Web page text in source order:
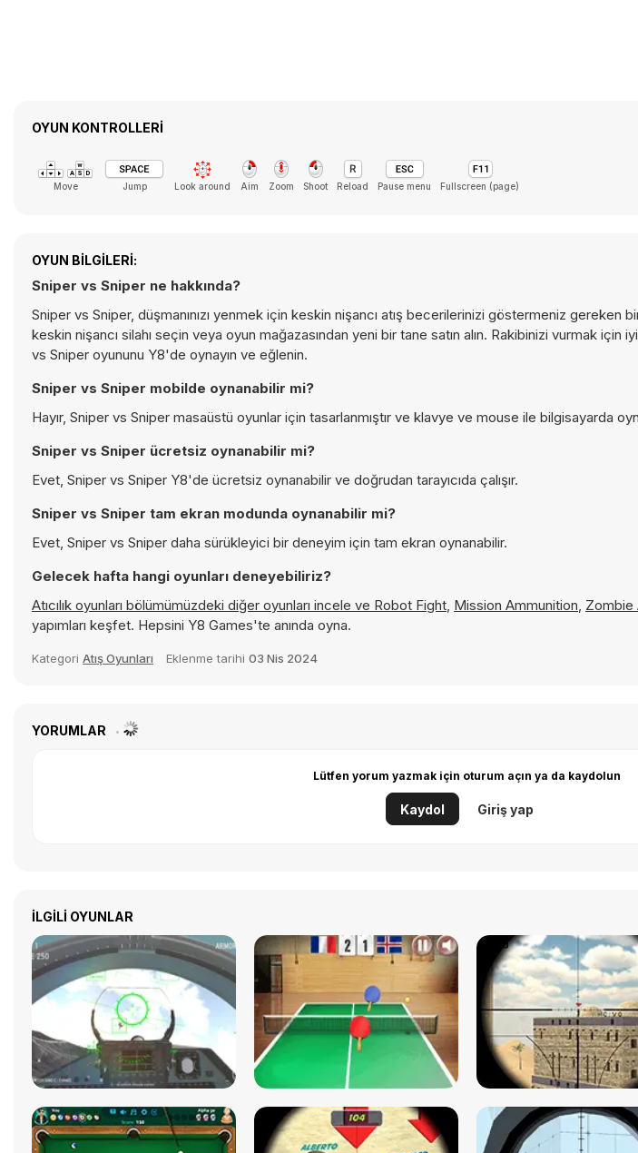
OYUN KONTROLLERI
Move Jump Look around Aim Zoom Shoot Reload Pause menu Fullscreen (page)
OYUN BILGILERI:
Sniper vs Sniper ne hakkında?
Sniper vs Sniper, düşmanınızı yenmek için keskin nişancı atış becerilerinizi göstermeniz gereken
keskin nişancı silahı seçin veya oyun mağazasından yeni bir tane satın alın. Rakibinizi vurmak için
vs Sniper oyununu Y8'de oynayın ve eğlenin.
Sniper vs Sniper mobilde oynanabilir mi?
Hayır, Sniper vs Sniper masaüstü oyunlar için tasarlanmıştır ve klavye ve mouse ile bilgisayarda
Sniper vs Sniper ücretsiz oynanabilir mi?
Evet, Sniper vs Sniper Y8'de ücretsiz oynanabilir ve doğrudan tarayıcıda çalışır.
Sniper vs Sniper tam ekran modunda oynanabilir mi?
Evet, Sniper vs Sniper daha sürükleyici bir deneyim için tam ekran oynanabilir.
Gelecek hafta hangi oyunları deneyebiliriz?
Atıcılık oyunları bölümümüzdeki diğer oyunları incele ve Robot Fight, Mission Ammunition, Zombie
yapımları keşfet. Hepsini Y8 Games'te anında oyna.
Kategori Atış Oyunları Eklenme tarihi 03 Nis 2024
YORUMLAR
Lütfen yorum yazmak için oturum açın ya da kaydolun
Kaydol Giriş yap
İLGILI OYUNLAR